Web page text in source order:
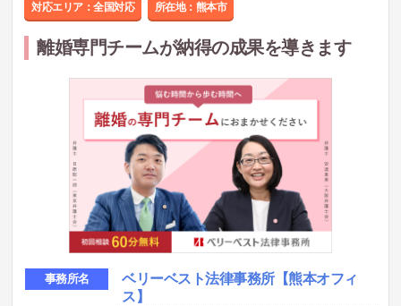
対応エリア：全国対応 所在地： 熊本市
離婚専門チームが納得の成果を導きます
事務所名 ベリーベスト法律事務所【熊本オフィ
ス】